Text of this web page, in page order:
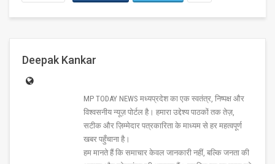
Deepak Kankar
MP TODAY NEWS मध्यप्रदेश का एक स्वतंत्र, निष्पक्ष और
विश्वसनीय न्यूज़ पोर्टल है। हमारा उद्देश्य पाठकों तक तेज़,
सटीक और ज़िम्मेदार पत्रकारिता के माध्यम से हर महत्वपूर्ण
खबर पहुँचाना है।
हम मानते हैं कि समाचार केवल जानकारी नहीं, बल्कि जनता की